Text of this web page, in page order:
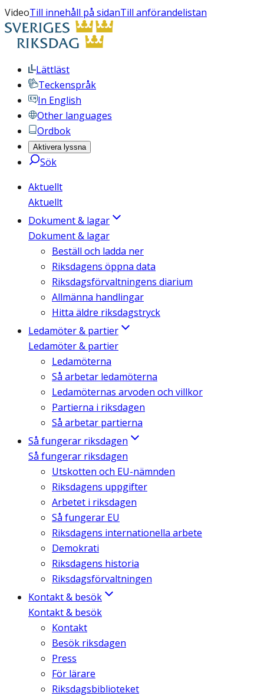
VideoTill innehåll på sidanTill anförandelistan
Lättläst
Teckenspråk
In English
Other languages
Ordbok
Aktivera lyssna
Sök
Aktuellt
Aktuellt
Dokument & lagar
Dokument & lagar
Beställ och ladda ner
Riksdagens öppna data
Riksdagsförvaltningens diarium
Allmänna handlingar
Hitta äldre riksdagstryck
Ledamöter & partier
Ledamöter & partier
Ledamöterna
Så arbetar ledamöterna
Ledamöternas arvoden och villkor
Partierna i riksdagen
Så arbetar partierna
Så fungerar riksdagen
Så fungerar riksdagen
Utskotten och EU-nämnden
Riksdagens uppgifter
Arbetet i riksdagen
Så fungerar EU
Riksdagens internationella arbete
Demokrati
Riksdagens historia
Riksdagsförvaltningen
Kontakt & besök
Kontakt & besök
Kontakt
Besök riksdagen
Press
För lärare
Riksdagsbiblioteket